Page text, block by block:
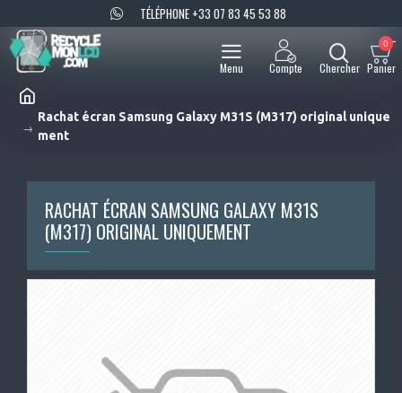
TÉLÉPHONE +33 07 83 45 53 88
0
Rachat écran Samsung Galaxy M31S (M317) original unique
ment
RACHAT ÉCRAN SAMSUNG GALAXY M31S
(M317) ORIGINAL UNIQUEMENT